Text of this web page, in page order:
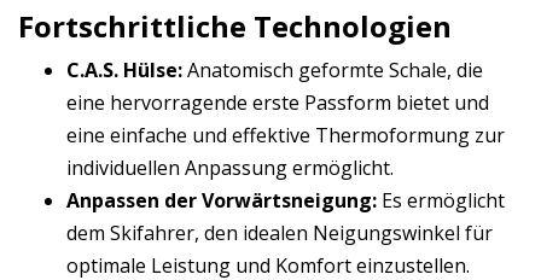
Fortschrittliche Technologien
C.A.S. Hülse:Anatomisch geformte Schale, die
eine hervorragende erste Passform bietet und
eine einfache und effektive Thermoformung zur
individuellen Anpassung ermöglicht.
Anpassen der Vorwärtsneigung: Es ermöglicht
dem Skifahrer, den idealen Neigungswinkel für
optimale Leistung und Komfort einzustellen.